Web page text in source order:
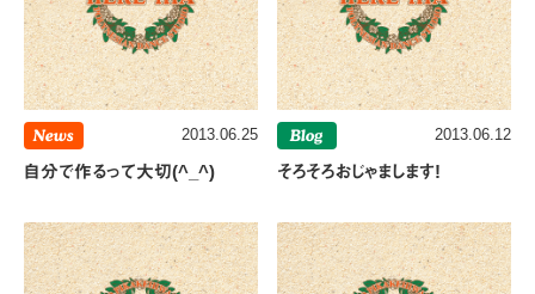
News 2013.06.25
自分で作るって大切(^_^)
Blog 2013.06.12
そろそろおじゃまします!